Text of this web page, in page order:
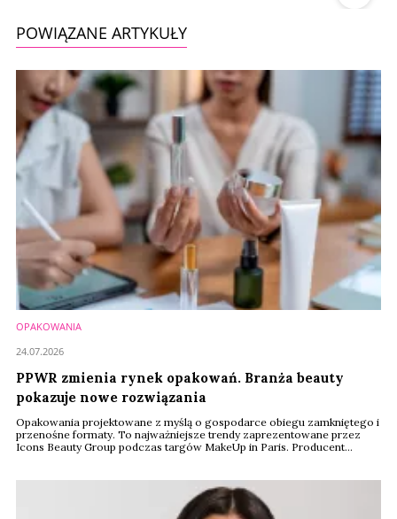
POWIĄZANE ARTYKUŁY
OPAKOWANIA
PPWR zmienia rynek opakowań. Branża beauty
pokazuje nowe rozwiązania
Opakowania projektowane z myślą o gospodarce obiegu zamkniętego i
przenośne formaty. To najważniejsze trendy zaprezentowane przez
Icons Beauty Group podczas targów MakeUp in Paris. Producent
w całej Unii Europejskiej.
24.07.2026